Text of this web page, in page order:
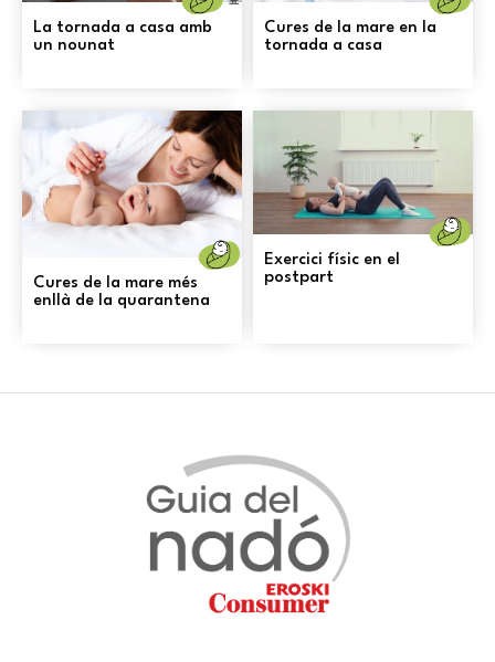
La tornada a casa amb
un nounat
Cures de la mare en la
tornada a casa
Naixement
Cures de la mare més
enllà de la quarantena
Exercici físic en el
postpart